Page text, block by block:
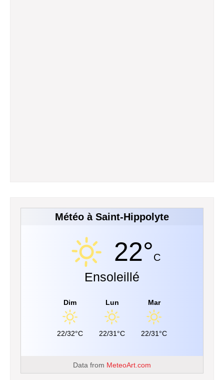
Météo à Saint-Hippolyte
22°C
Ensoleillé
Dim
22/32°C
Lun
22/31°C
Mar
22/31°C
Data from MeteoArt.com